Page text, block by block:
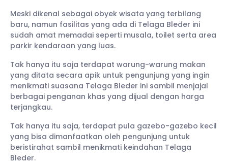
Meski dikenal sebagai obyek wisata yang terbilang
baru, namun fasilitas yang ada di Telaga Bleder ini
sudah amat memadai seperti musala, toilet serta area
parkir kendaraan yang luas.
Tak hanya itu saja terdapat warung-warung makan
yang ditata secara apik untuk pengunjung yang ingin
menikmati suasana Telaga Bleder ini sambil menjajal
berbagai penganan khas yang dijual dengan harga
terjangkau.
Tak hanya itu saja, terdapat pula gazebo-gazebo kecil
yang bisa dimanfaatkan oleh pengunjung untuk
beristirahat sambil menikmati keindahan Telaga
Bleder.